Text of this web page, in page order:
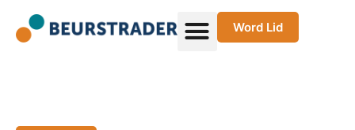
Word Lid